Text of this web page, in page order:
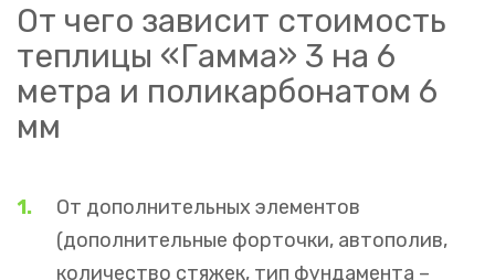
От чего зависит стоимость
теплицы «Гамма» 3 на 6
метра и поликарбонатом 6
мм
От дополнительных элементов
(дополнительные форточки, автополив,
количество стяжек, тип фундамента –